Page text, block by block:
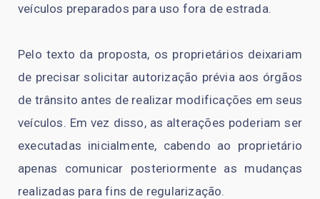
veículos preparados para uso fora de estrada.
Pelo texto da proposta, os proprietários deixariam
de precisar solicitar autorização prévia aos órgãos
de trânsito antes de realizar modificações em seus
veículos. Em vez disso, as alterações poderiam ser
executadas inicialmente, cabendo ao proprietário
apenas comunicar posteriormente as mudanças
realizadas para fins de regularização.